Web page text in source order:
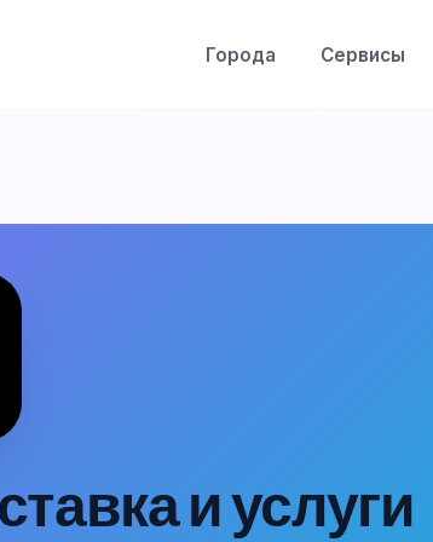
Города Сервисы
и услуги